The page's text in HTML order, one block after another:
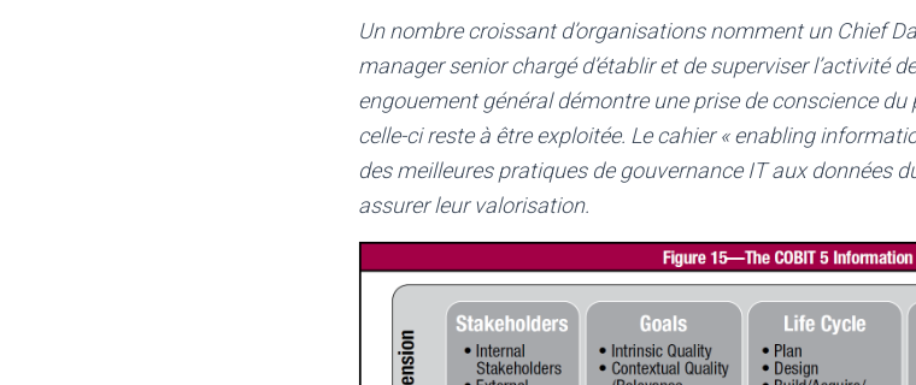
Un nombre croissant d’organisations nomment un Chief
manager senior chargé d’établir et de superviser l’activité
engouement général démontre une prise de conscience du
celle-ci reste à être exploitée. Le cahier « enabling
des meilleures pratiques de gouvernance IT aux données
assurer leur valorisation.